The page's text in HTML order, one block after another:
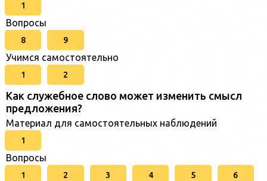
1
Вопросы
8 9
Учимся самостоятельно
1 2
Как служебное слово может изменить смысл
предложения?
Материал для самостоятельных наблюдений
1
Вопросы
1 2 3 4 5 6